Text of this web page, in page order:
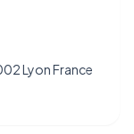
Lyon France